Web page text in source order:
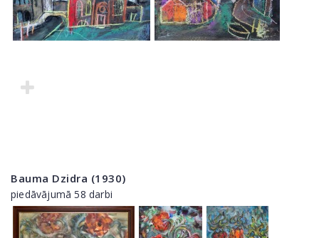
Bauma Dzidra (1930)
piedāvājumā 58 darbi